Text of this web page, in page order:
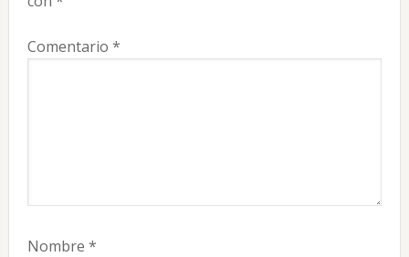
Comentario *
Nombre *